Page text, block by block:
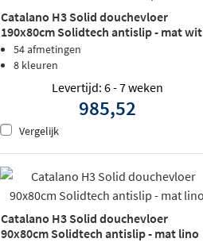
Catalano H3 Solid douchevloer
190x80cm Solidtech antislip - mat wit
54 afmetingen
8 kleuren
Levertijd: 6 - 7 weken
985,52
Vergelijk
Catalano H3 Solid douchevloer
90x80cm Solidtech antislip - mat lino